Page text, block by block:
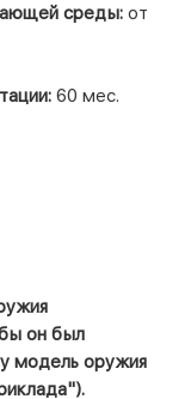
среды: от
60 мес.
он был
модель оружия
").